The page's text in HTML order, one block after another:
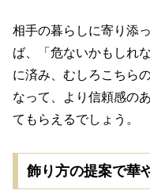
相手の暮らしに寄り添
ば、「危ないかもしれ
に済み、むしろこちら
なって、より信頼感の
てもらえるでしょう。
飾り方の提案で華